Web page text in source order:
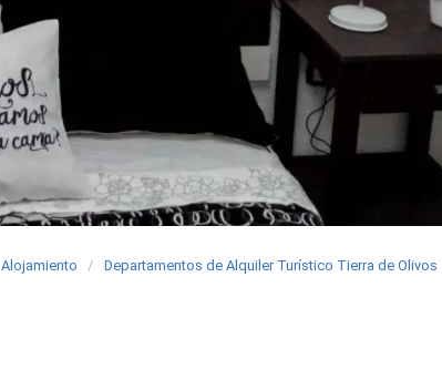
Alojamiento Departamentos de Alquiler Turístico Tierra de Olivos